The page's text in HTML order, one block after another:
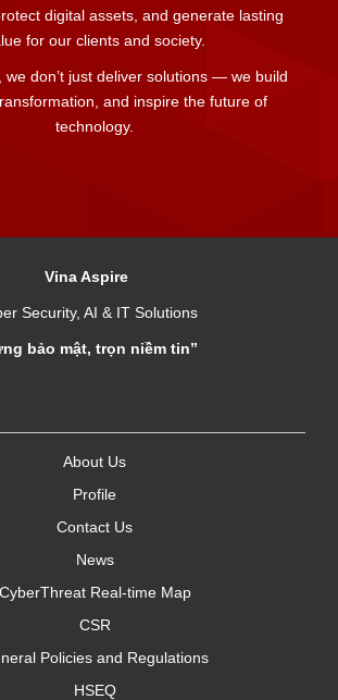
digital assets, and generate lasting
for our clients and society.
we don’t just deliver solutions — we build
and inspire the future of
technology.
Vina Aspire
Security, AI & IT Solutions
bảo mật, trọn niềm tin”
About Us
Profile
Contact Us
News
CyberThreat Real-time Map
CSR
Policies and Regulations
HSEQ